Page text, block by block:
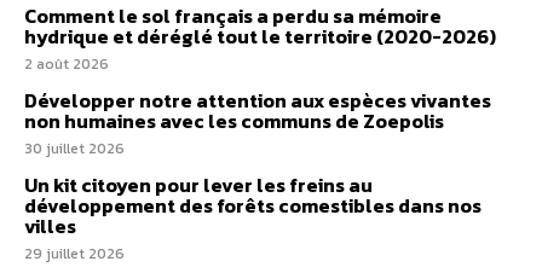
Comment le sol français a perdu sa mémoire
hydrique et déréglé tout le territoire (2020-2026)
2 août 2026
Développer notre attention aux espèces vivantes
non humaines avec les communs de Zoepolis
30 juillet 2026
Un kit citoyen pour lever les freins au
développement des forêts comestibles dans nos
villes
29 juillet 2026